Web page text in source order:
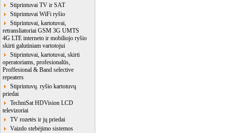
Stiprintuvai TV ir SAT
Stiprintuvai WiFi ryšio
Stiprintuvai, kartotuvai,
retransliatoriai GSM 3G UMTS
4G LTE interneto ir mobiliojo ryšio
skirti galutiniam vartotojui
Stiprintuvai, kartotuvai, skirti
operatoriams, profesionalūs,
Proffesional & Band selective
repeaters
Stiprintuvų. ryšio kartotuvų
priedai
TechniSat HDVision LCD
televizoriai
TV rozetės ir jų priedai
Vaizdo stebėjimo sistemos